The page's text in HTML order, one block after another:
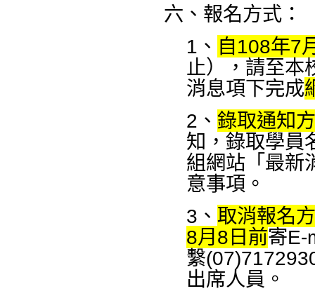
六、報名方式：
1、 自108年7
止），請至本
消息項下完成
2、 錄取通知
知，錄取學員
組網站「最新
意事項。
3、 取消報名
8月8日前寄E-
繫
出席人員。